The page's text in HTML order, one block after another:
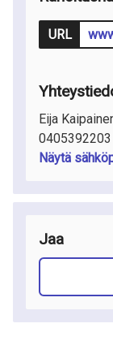
URL
Eija
0405392203
Näytä
Jaa